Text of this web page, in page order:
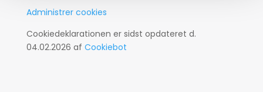
Administrer cookies
Cookiedeklarationen er sidst opdateret d.
04.02.2026 af Cookiebot